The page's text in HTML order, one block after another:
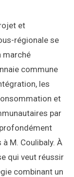
et
régionale se
marché
commune
les
et
par
M. Coulibaly. À
qui veut réussir
combinant un